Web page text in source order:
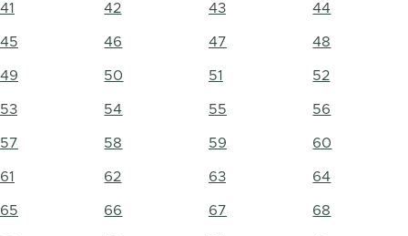
41 42 43 44
45 46 47 48
49 50 51 52
53 54 55 56
57 58 59 60
61 62 63 64
65 66 67 68